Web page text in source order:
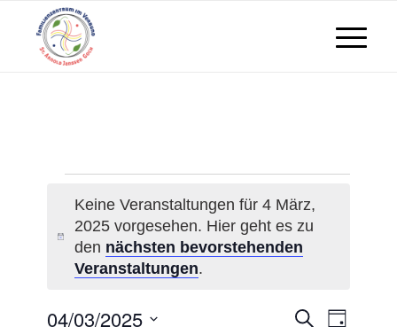
Veranstaltungen
für
Hinweis
Keine Veranstaltungen für 4 März,
2025 vorgesehen. Hier geht es zu
den nächsten bevorstehenden
Veranstaltungen.
Suche
04/03/2025